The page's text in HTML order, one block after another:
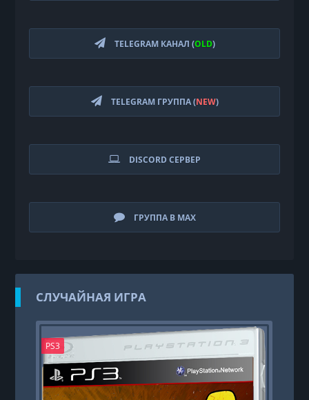
TELEGRAM КАНАЛ (OLD)
TELEGRAM ГРУППА (NEW)
DISCORD СЕРВЕР
ГРУППА В MAX
СЛУЧАЙНАЯ ИГРА
PS3